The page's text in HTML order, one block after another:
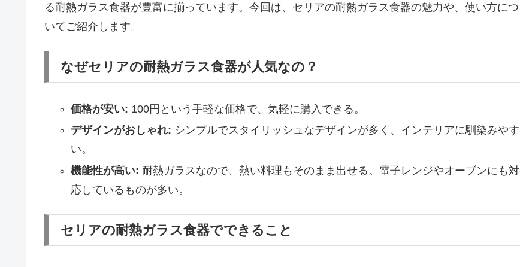
る耐熱ガラス食器が豊富に揃っています。今回は、セリアの耐熱ガラス食器の魅力や、使い方につ
いてご紹介します。
なぜセリアの耐熱ガラス食器が人気なの？
価格が安い: 100円という手軽な価格で、気軽に購入できる。
デザインがおしゃれ: シンプルでスタイリッシュなデザインが多く、インテリアに馴染みやす
い。
機能性が高い: 耐熱ガラスなので、熱い料理もそのまま出せる。電子レンジやオーブンにも対
応しているものが多い。
セリアの耐熱ガラス食器でできること